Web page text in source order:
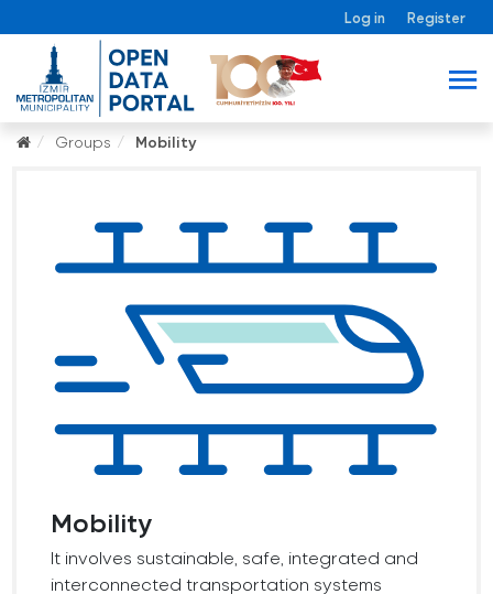
Log in Register
Groups Mobility
Mobility
It involves sustainable, safe, integrated and
interconnected transportation systems